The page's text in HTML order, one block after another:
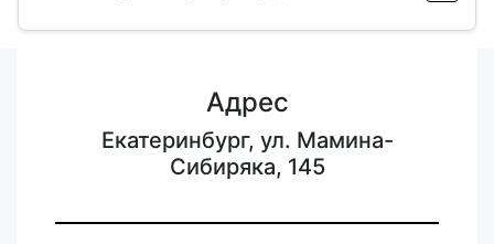
Адрес
Екатеринбург, ул. Мамина-
Сибиряка, 145